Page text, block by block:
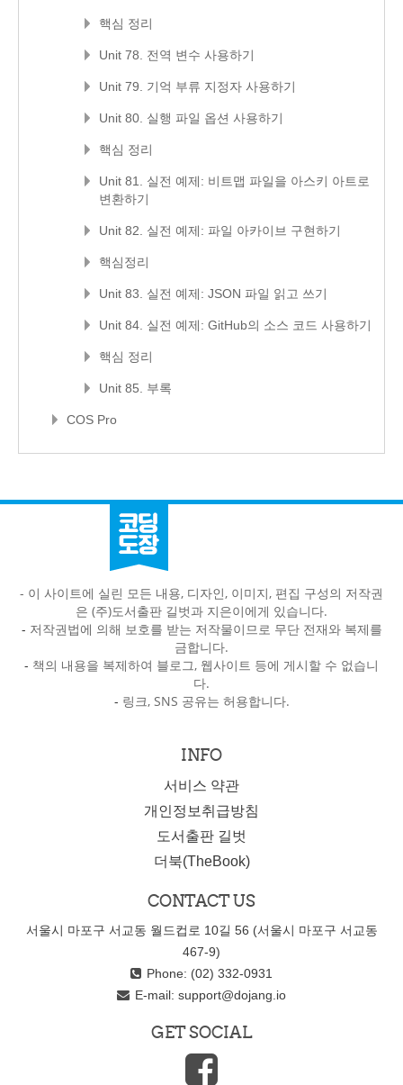
핵심 정리
Unit 78. 전역 변수 사용하기
Unit 79. 기억 부류 지정자 사용하기
Unit 80. 실행 파일 옵션 사용하기
핵심 정리
Unit 81. 실전 예제: 비트맵 파일을 아스키 아트로
변환하기
Unit 82. 실전 예제: 파일 아카이브 구현하기
핵심정리
Unit 83. 실전 예제: JSON 파일 읽고 쓰기
Unit 84. 실전 예제: GitHub의 소스 코드 사용하기
핵심 정리
Unit 85. 부록
COS Pro
- 이 사이트에 실린 모든 내용, 디자인, 이미지, 편집 구성의 저작권
은 (주)도서출판 길벗과 지은이에게 있습니다.
- 저작권법에 의해 보호를 받는 저작물이므로 무단 전재와 복제를
금합니다.
- 책의 내용을 복제하여 블로그, 웹사이트 등에 게시할 수 없습니
다.
- 링크, SNS 공유는 허용합니다.
INFO
서비스 약관
개인정보취급방침
도서출판 길벗
더북(TheBook)
CONTACT US
서울시 마포구 서교동 월드컵로 10길 56 (서울시 마포구 서교동
467-9)
Phone: (02) 332-0931
E-mail: support@dojang.io
GET SOCIAL